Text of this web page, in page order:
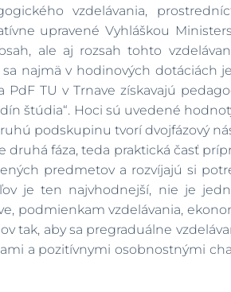
vzdelávania,
upravené Vyhláškou
ale aj rozsah tohto
najmä v hodinových dotáciách
PdF TU v Trnave získavajú
štúdia“. Hoci sú uvedené
podskupinu tvorí dvojfázový
fáza, teda praktická časť
predmetov a rozvíjajú si
je ten najvhodnejší, nie je
podmienkam vzdelávania,
tak, aby sa pregraduálne
a pozitívnymi osobnostnými